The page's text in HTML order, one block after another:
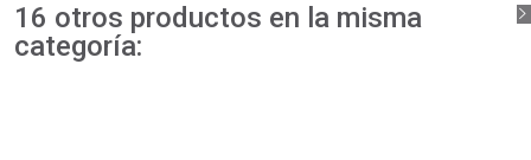
16 otros productos en la misma
categoría: